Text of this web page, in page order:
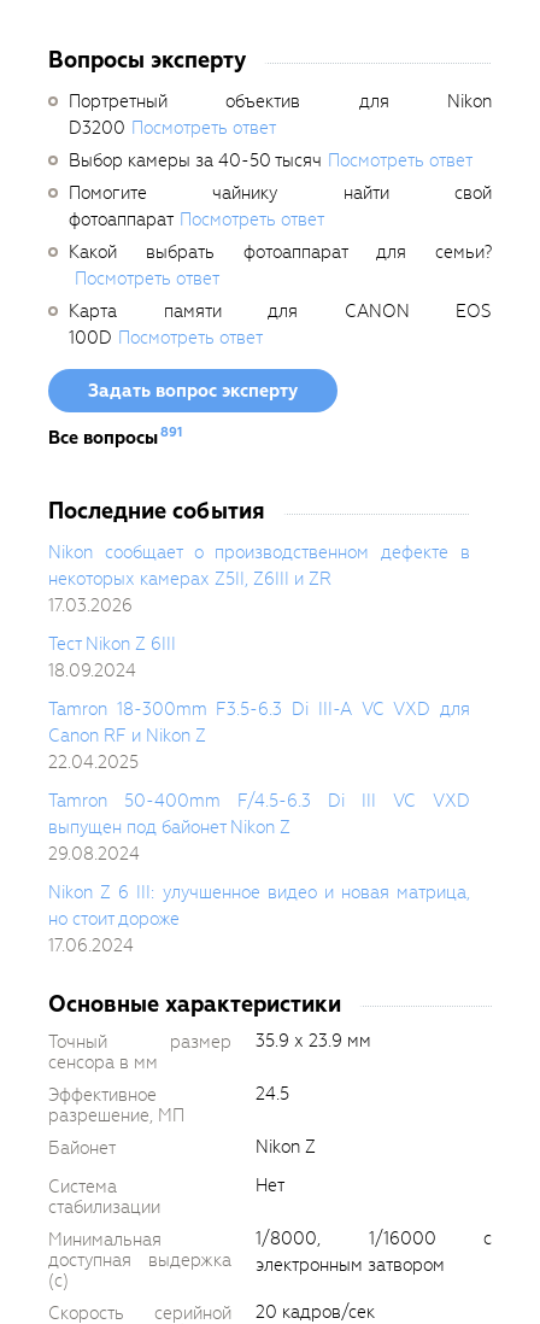
Вопросы эксперту
Портретный объектив для Nikon
D3200 Посмотреть ответ
Выбор камеры за 40-50 тысяч Посмотреть ответ
Помогите чайнику найти свой
фотоаппарат Посмотреть ответ
Какой выбрать фотоаппарат для семьи?
Посмотреть ответ
Карта памяти для CANON EOS
100D Посмотреть ответ
Задать вопрос эксперту
Все вопросы891
Последние события
Nikon сообщает о производственном дефекте в
некоторых камерах Z5II, Z6III и ZR
17.03.2026
Тест Nikon Z 6III
18.09.2024
Tamron 18-300mm F3.5-6.3 Di III-A VC VXD для
Canon RF и Nikon Z
22.04.2025
Tamron 50-400mm F/4.5-6.3 Di III VC VXD
выпущен под байонет Nikon Z
29.08.2024
Nikon Z 6 III: улучшенное видео и новая матрица,
но стоит дороже
17.06.2024
Основные характеристики
Точный размер
сенсора в мм
35.9 х 23.9 мм
Эффективное
разрешение, МП
24.5
Байонет
Nikon Z
Система
стабилизации
Нет
Минимальная
доступная выдержка
(c)
1/8000, 1/16000 с
электронным затвором
Скорость серийной
20 кадров/сек